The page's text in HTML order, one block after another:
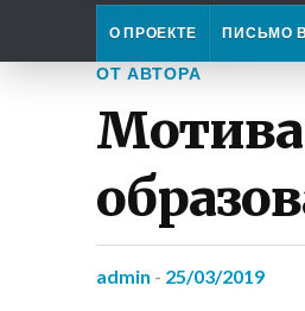
О ПРОЕКТЕ ПИСЬМО
ОТ АВТОРА
admin - 25/03/2019